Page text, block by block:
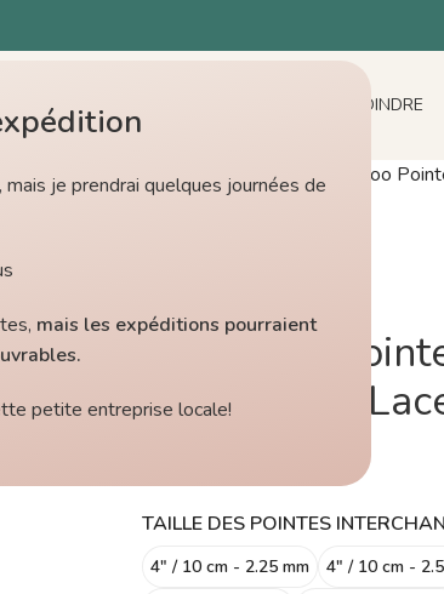
je prendrai quelques journées de
mais les expéditions pourraient
petite entreprise locale!
BOUTIQUE NOUS JOINDRE
Accueil Boutique
ChiaoGoo
ChiaoGoo
TWIST Red
TAILLE DES POINTES
4" / 10 cm - 2.25 mm 4" / 10 cm -